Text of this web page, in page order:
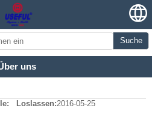
Suche
uns
Loslassen:2016-05-25